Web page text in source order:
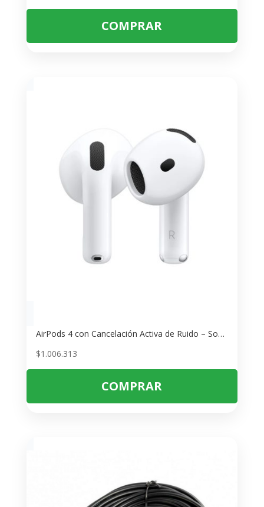
COMPRAR
AirPods 4 con Cancelación Activa de Ruido – Sonido Premium y Confort Total
$1.006.313
COMPRAR